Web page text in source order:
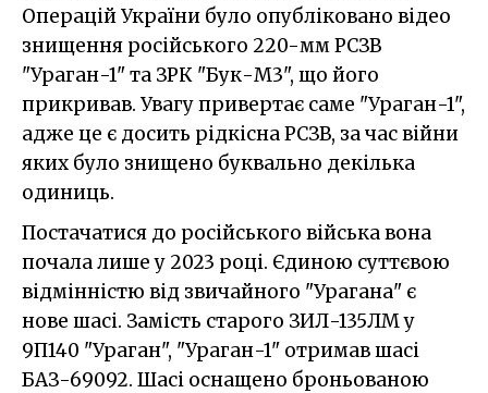
Операцій України було опубліковано відео
знищення російського 220-мм РСЗВ
"Ураган-1" та ЗРК "Бук-М3", що його
прикривав. Увагу привертає саме "Ураган-1",
адже це є досить рідкісна РСЗВ, за час війни
яких було знищено буквально декілька
одиниць.
Постачатися до російського війська вона
почала лише у 2023 році. Єдиною суттєвою
відмінністю від звичайного "Урагана" є
нове шасі. Замість старого ЗИЛ-135ЛМ у
9П140 "Ураган", "Ураган-1" отримав шасі
БАЗ-69092. Шасі оснащено броньованою